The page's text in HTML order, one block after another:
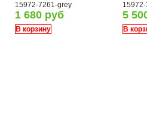
15972-7261-grey
1 680 руб
В корзину
5
В